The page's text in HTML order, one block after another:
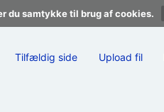
du samtykke til brug af cookies.
Tilfældig side Upload fil